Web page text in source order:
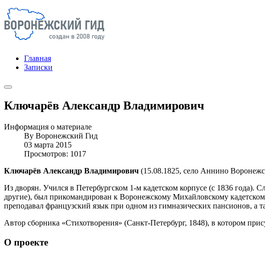
Главная
Записки
Ключарёв Александр Владимирович
Информация о материале
By Воронежский Гид
03 марта 2015
Просмотров: 1017
Ключарёв Александр Владимирович (15.08.1825, село Аннино
Из дворян. Учился в Петербургском 1-м кадетском корпусе (с 1836
другие), был прикомандирован к Воронежскому Михайловскому
преподавал французский язык при одном из гимназических пансионов, а
Автор сборника «Стихотворения» (Санкт-Петербург, 1848), в котором
О проекте